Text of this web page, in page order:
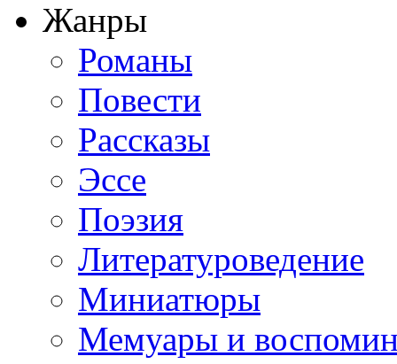
Жанры
Романы
Повести
Рассказы
Эссе
Поэзия
Литературоведение
Миниатюры
Мемуары и